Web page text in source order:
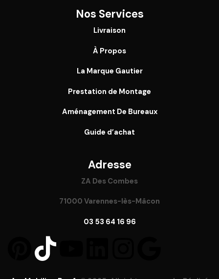
Nos Services
Livraison
À Propos
La Marque Gautier
Prestation de Montage
Aménagement De Bureaux
Guide d’achat
Adresse
ZA Des Combes
71000 Varennes-lès-Mâcon
03 53 64 16 96